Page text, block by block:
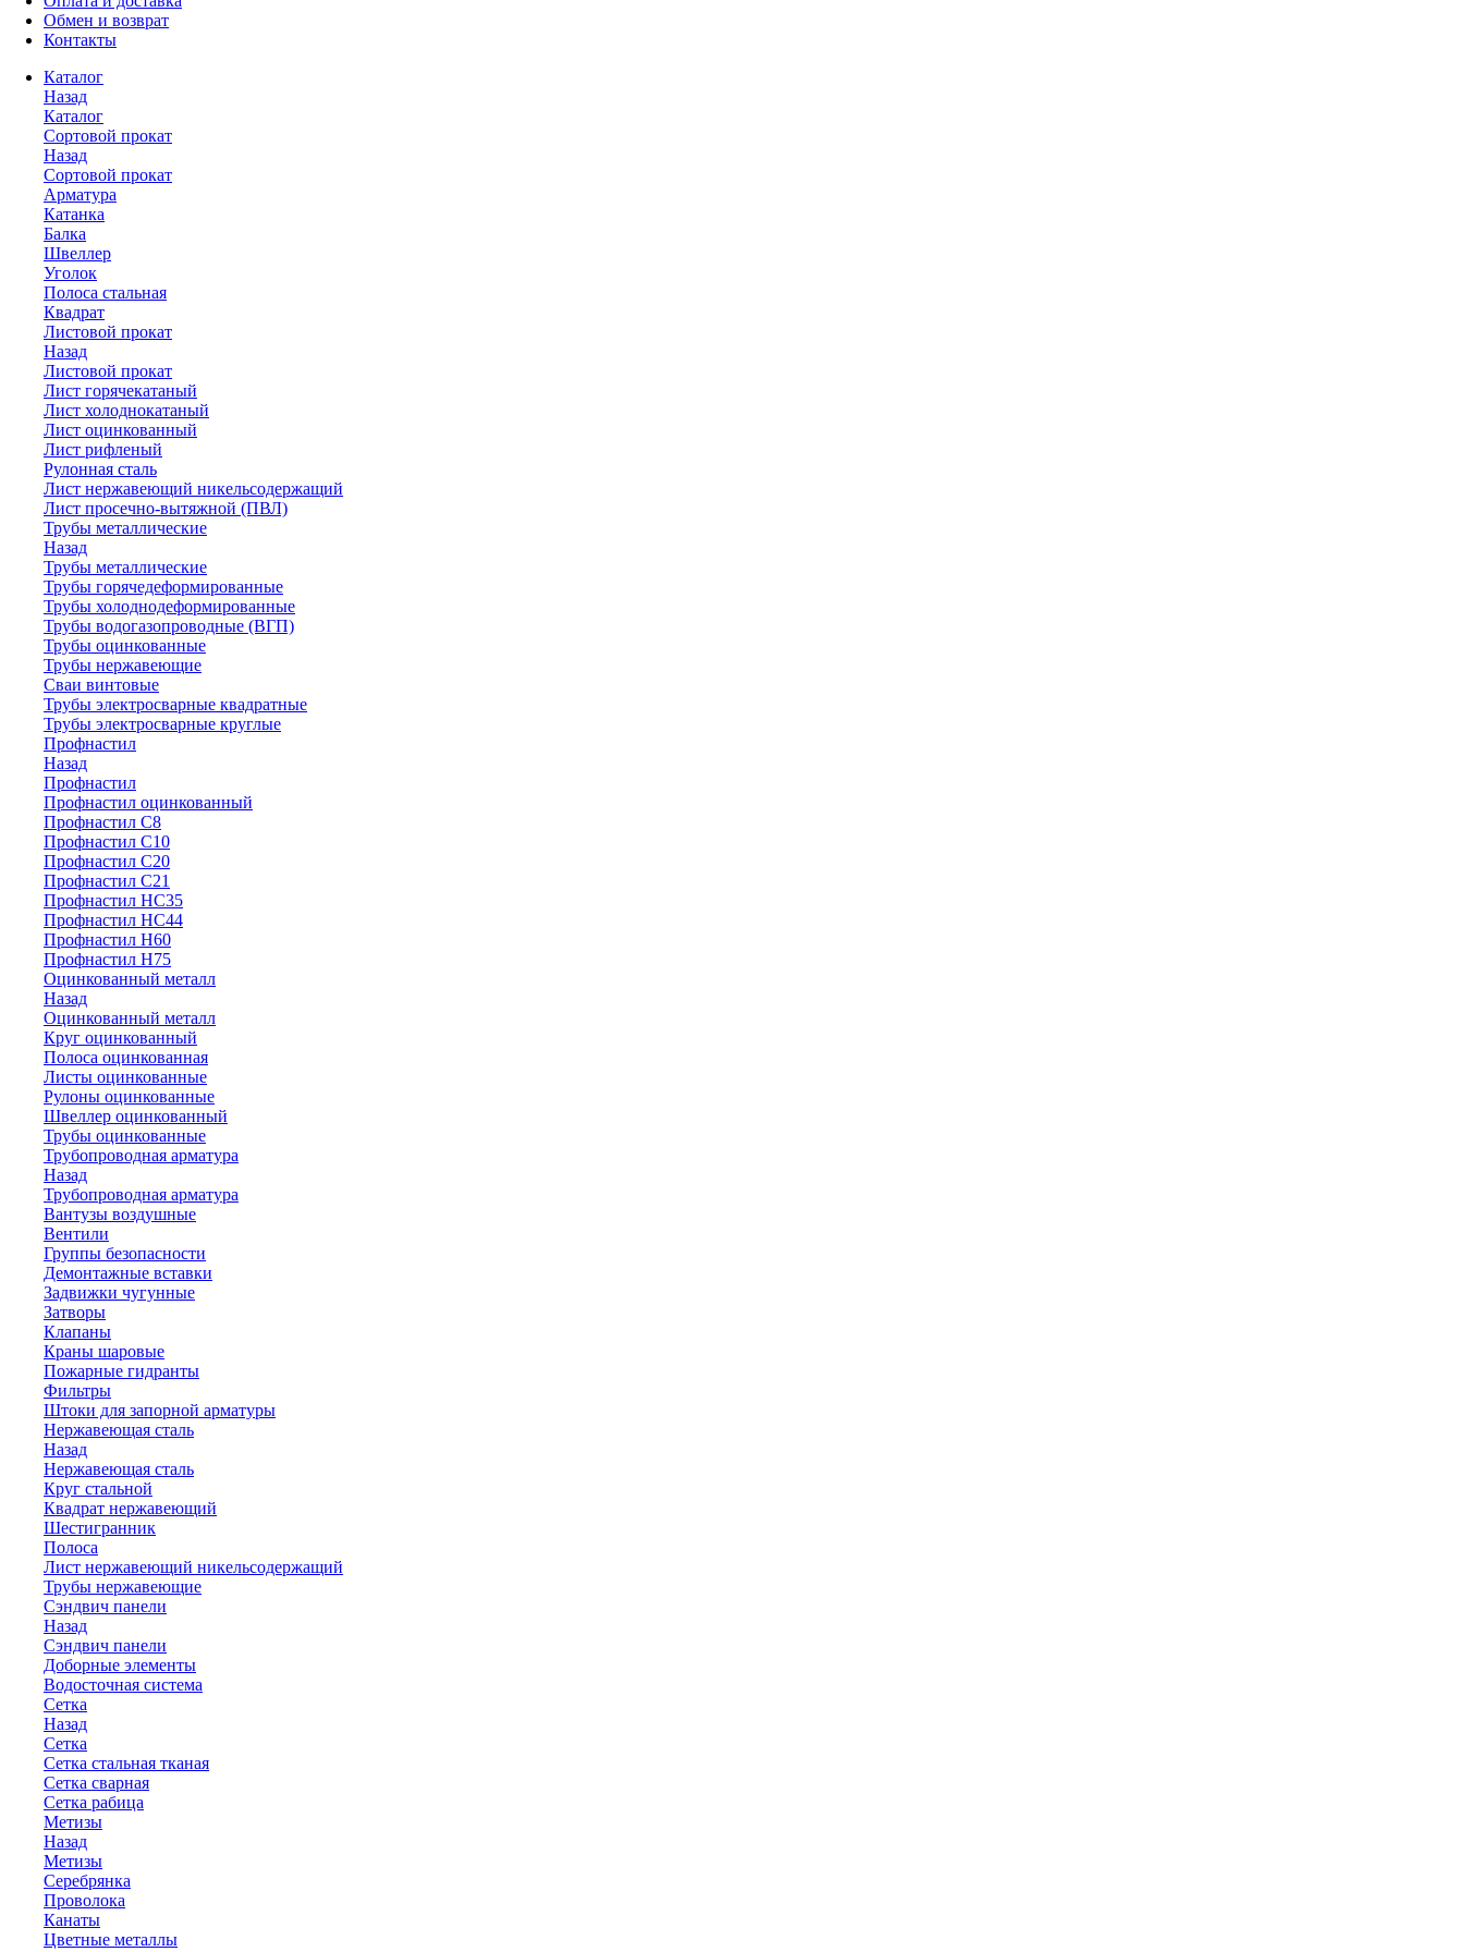
Обмен и возврат
Контакты
Каталог
Назад
Каталог
Сортовой прокат
Назад
Сортовой прокат
Арматура
Катанка
Балка
Швеллер
Уголок
Полоса стальная
Квадрат
Листовой прокат
Назад
Листовой прокат
Лист горячекатаный
Лист холоднокатаный
Лист оцинкованный
Лист рифленый
Рулонная сталь
Лист нержавеющий никельсодержащий
Лист просечно-вытяжной (ПВЛ)
Трубы металлические
Назад
Трубы металлические
Трубы горячедеформированные
Трубы холоднодеформированные
Трубы водогазопроводные (ВГП)
Трубы оцинкованные
Трубы нержавеющие
Сваи винтовые
Трубы электросварные квадратные
Трубы электросварные круглые
Профнастил
Назад
Профнастил
Профнастил оцинкованный
Профнастил С8
Профнастил С10
Профнастил С20
Профнастил С21
Профнастил НС35
Профнастил НС44
Профнастил Н60
Профнастил Н75
Оцинкованный металл
Назад
Оцинкованный металл
Круг оцинкованный
Полоса оцинкованная
Листы оцинкованные
Рулоны оцинкованные
Швеллер оцинкованный
Трубы оцинкованные
Трубопроводная арматура
Назад
Трубопроводная арматура
Вантузы воздушные
Вентили
Группы безопасности
Демонтажные вставки
Задвижки чугунные
Затворы
Клапаны
Краны шаровые
Пожарные гидранты
Фильтры
Штоки для запорной арматуры
Нержавеющая сталь
Назад
Нержавеющая сталь
Круг стальной
Квадрат нержавеющий
Шестигранник
Полоса
Лист нержавеющий никельсодержащий
Трубы нержавеющие
Сэндвич панели
Назад
Сэндвич панели
Доборные элементы
Водосточная система
Сетка
Назад
Сетка
Сетка стальная тканая
Сетка сварная
Сетка рабица
Метизы
Назад
Метизы
Серебрянка
Проволока
Канаты
Цветные металлы